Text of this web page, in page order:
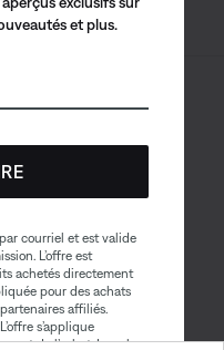
Sitemap
de vente
contemporain
et plus.
courriel et est valide
L’offre est
achetés directement
pour des achats
affiliés.
s’applique
de l’achat. La valeur